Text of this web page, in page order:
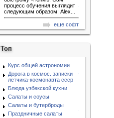
процесс обучения выглядит
следующим образом: Alex...
еще софт
Топ
Курс общей астрономии
Дорога в космос. записки
летчика-космонавта ссср
Блюда узбекской кухни
Салаты и соусы
Салаты и бутерброды
Праздничные салаты